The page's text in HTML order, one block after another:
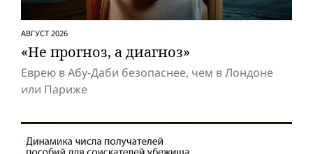
АВГУСТ 2026
«Не прогноз, а диагноз»
Еврею в Абу-Даби безопаснее, чем в Лондоне
или Париже